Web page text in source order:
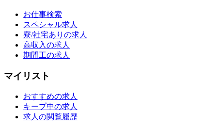
お仕事検索
スペシャル求人
寮/社宅ありの求人
高収入の求人
期間工の求人
マイリスト
おすすめの求人
キープ中の求人
求人の閲覧履歴